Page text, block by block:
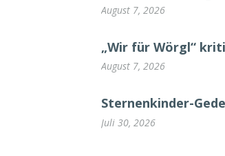
August 7, 2026
„Wir für Wörgl“
August 7, 2026
Sternenkinder-
Juli 30, 2026